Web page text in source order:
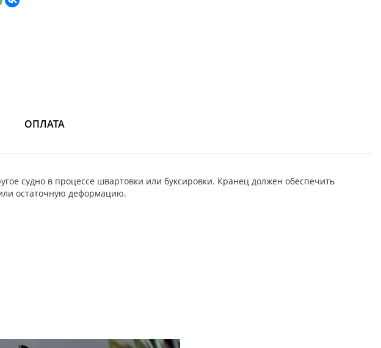
ОПЛАТА
судно в процессе швартовки или буксировки. Кранец должен обеспечить
остаточную деформацию.